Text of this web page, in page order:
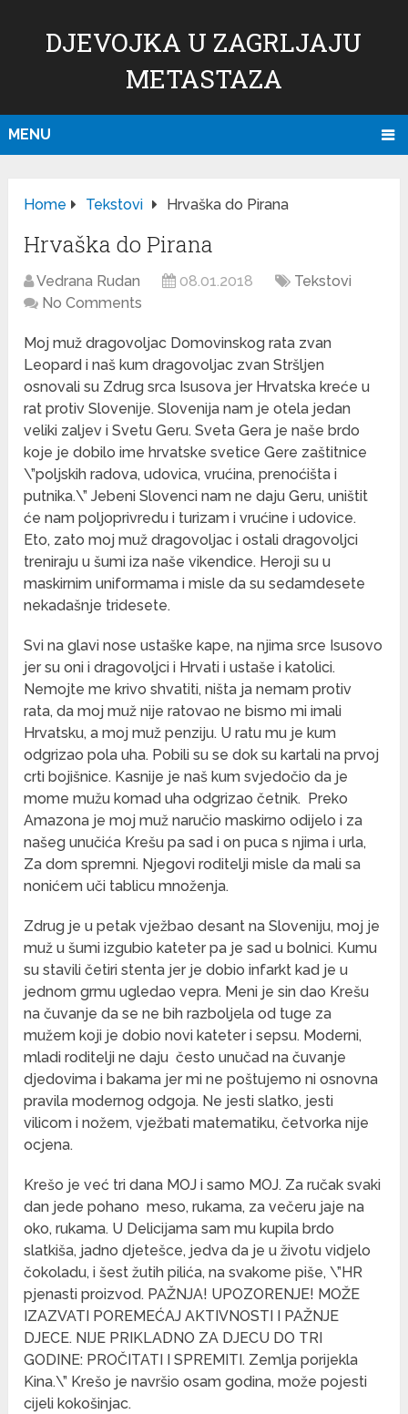
DJEVOJKA U ZAGRLJAJU
METASTAZA
MENU
Home Tekstovi Hrvaška do Pirana
Hrvaška do Pirana
Vedrana Rudan 08.01.2018
Tekstovi
No Comments
Moj muž dragovoljac Domovinskog rata zvan
Leopard i naš kum dragovoljac zvan Stršljen
osnovali su Zdrug srca Isusova jer Hrvatska kreće u
rat protiv Slovenije. Slovenija nam je otela jedan
veliki zaljev i Svetu Geru. Sveta Gera je naše brdo
koje je dobilo ime hrvatske svetice Gere zaštitnice
\”poljskih radova, udovica, vrućina, prenoćišta i
putnika.\” Jebeni Slovenci nam ne daju Geru, uništit
će nam poljoprivredu i turizam i vrućine i udovice.
Eto, zato moj muž dragovoljac i ostali dragovoljci
treniraju u šumi iza naše vikendice. Heroji su u
maskirnim uniformama i misle da su sedamdesete
nekadašnje tridesete.
Svi na glavi nose ustaške kape, na njima srce Isusovo
jer su oni i dragovoljci i Hrvati i ustaše i katolici.
Nemojte me krivo shvatiti, ništa ja nemam protiv
rata, da moj muž nije ratovao ne bismo mi imali
Hrvatsku, a moj muž penziju. U ratu mu je kum
odgrizao pola uha. Pobili su se dok su kartali na prvoj
crti bojišnice. Kasnije je naš kum svjedočio da je
mome mužu komad uha odgrizao četnik. Preko
Amazona je moj muž naručio maskirno odijelo i za
našeg unučića Krešu pa sad i on puca s njima i urla,
Za dom spremni. Njegovi roditelji misle da mali sa
nonićem uči tablicu množenja.
Zdrug je u petak vježbao desant na Sloveniju, moj je
muž u šumi izgubio kateter pa je sad u bolnici. Kumu
su stavili četiri stenta jer je dobio infarkt kad je u
jednom grmu ugledao vepra. Meni je sin dao Krešu
na čuvanje da se ne bih razboljela od tuge za
mužem koji je dobio novi kateter i sepsu. Moderni,
mladi roditelji ne daju često unučad na čuvanje
djedovima i bakama jer mi ne poštujemo ni osnovna
pravila modernog odgoja. Ne jesti slatko, jesti
vilicom i nožem, vježbati matematiku, četvorka nije
ocjena.
Krešo je već tri dana MOJ i samo MOJ. Za ručak svaki
dan jede pohano meso, rukama, za večeru jaje na
oko, rukama. U Delicijama sam mu kupila brdo
slatkiša, jadno djetešce, jedva da je u životu vidjelo
čokoladu, i šest žutih pilića, na svakome piše, \”HR
pjenasti proizvod. PAŽNJA! UPOZORENJE! MOŽE
IZAZVATI POREMEĆAJ AKTIVNOSTI I PAŽNJE
DJECE. NIJE PRIKLADNO ZA DJECU DO TRI
GODINE: PROČITATI I SPREMITI. Zemlja porijekla
Kina.\” Krešo je navršio osam godina, može pojesti
cijeli kokošinjac.